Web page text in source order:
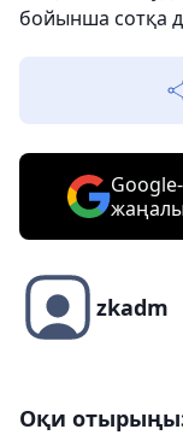
бойынша сотқа
zkadm
Оқи